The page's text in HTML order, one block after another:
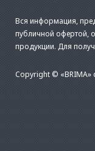
Вся информация,
публичной офертой,
продукции. Для
Copyright © «BRIMA»